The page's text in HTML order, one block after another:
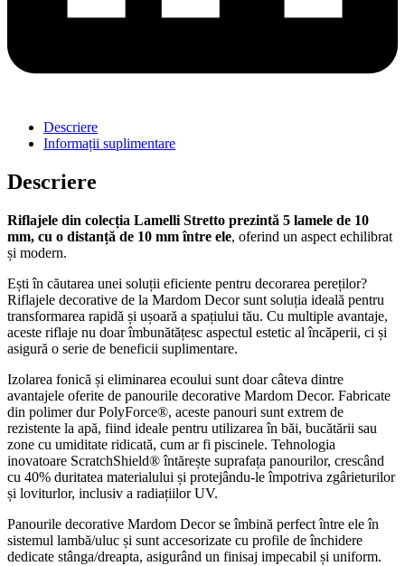
Descriere
Informații suplimentare
Descriere
Riflajele din colecția Lamelli Stretto prezintă 5 lamele de 10
mm, cu o distanță de 10 mm între ele, oferind un aspect echilibrat
și modern.
Ești în căutarea unei soluții eficiente pentru decorarea pereților?
Riflajele decorative de la Mardom Decor sunt soluția ideală pentru
transformarea rapidă și ușoară a spațiului tău. Cu multiple avantaje,
aceste riflaje nu doar îmbunătățesc aspectul estetic al încăperii, ci și
asigură o serie de beneficii suplimentare.
Izolarea fonică și eliminarea ecoului sunt doar câteva dintre
avantajele oferite de panourile decorative Mardom Decor. Fabricate
din polimer dur PolyForce®, aceste panouri sunt extrem de
rezistente la apă, fiind ideale pentru utilizarea în băi, bucătării sau
zone cu umiditate ridicată, cum ar fi piscinele. Tehnologia
inovatoare ScratchShield® întărește suprafața panourilor, crescând
cu 40% duritatea materialului și protejându-le împotriva zgârieturilor
și loviturlor, inclusiv a radiațiilor UV.
Panourile decorative Mardom Decor se îmbină perfect între ele în
sistemul lambă/uluc și sunt accesorizate cu profile de închidere
dedicate stânga/dreapta, asigurând un finisaj impecabil și uniform.